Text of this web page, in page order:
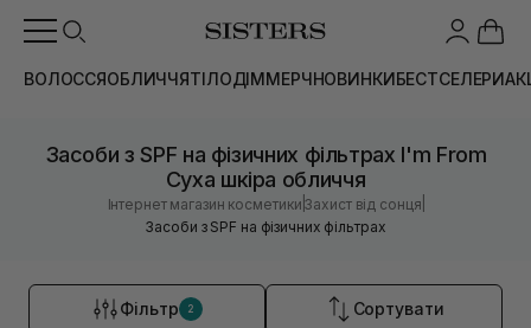
ВОЛОССЯОБЛИЧЧЯТІЛОДІММЕРЧНОВИНКИБЕСТСЕЛЕРИ
Засоби з SPF на фізичних фільтрах I'm From
Суха шкіра обличчя
Інтернет магазин косметики |Захист від сонця
Засоби з SPF на фізичних фільтрах
Фільтр 2 Сортувати